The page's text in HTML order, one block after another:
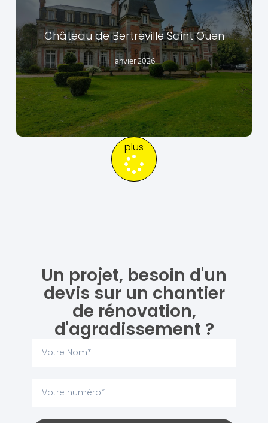
Château de Bertreville Saint Ouen
janvier 2026
EN SAVOIR +
plus
Un projet, besoin d'un
devis sur un chantier
de rénovation,
d'agradissement ?